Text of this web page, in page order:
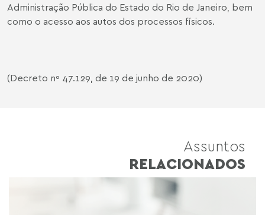
Administração Pública do Estado do Rio de Janeiro, bem
como o acesso aos autos dos processos físicos.
(Decreto nº 47.129, de 19 de junho de 2020)
Assuntos
RELACIONADOS